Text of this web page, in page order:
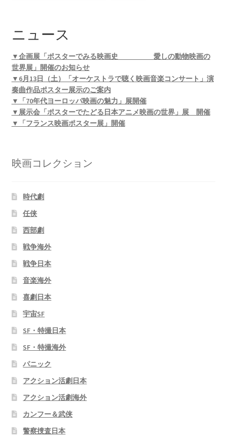
ニュース
▼企画展「ポスターでみる映画史 愛しの動物映画の
世界展」開催のお知らせ
▼6月13日（土）「オーケストラで聴く映画音楽コンサート」演
奏曲作品ポスター展示のご案内
▼「70年代ヨーロッパ映画の魅力」展開催
▼展示会「ポスターでたどる日本アニメ映画の世界」展 開催
▼「フランス映画ポスター展」開催
映画コレクション
時代劇
任侠
西部劇
戦争海外
戦争日本
音楽海外
喜劇日本
宇宙SF
SF・特撮日本
SF・特撮海外
パニック
アクション活劇日本
アクション活劇海外
カンフー＆武侠
警察捜査日本